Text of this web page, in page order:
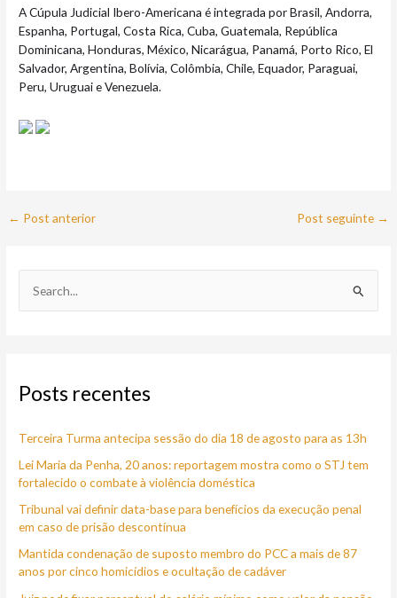
A Cúpula Judicial Ibero-Americana é integrada por Brasil, Andorra,
Espanha, Portugal, Costa Rica, Cuba, Guatemala, República
Dominicana, Honduras, México, Nicarágua, Panamá, Porto Rico, El
Salvador, Argentina, Bolívia, Colômbia, Chile, Equador, Paraguai,
Peru, Uruguai e Venezuela.
← Post anterior Post seguinte →
u
s
a
r
p
o
r
Posts recentes
Terceira Turma antecipa sessão do dia 18 de agosto para as 13h
Lei Maria da Penha, 20 anos: reportagem mostra como o STJ tem
fortalecido o combate à violência doméstica
Tribunal vai definir data-base para benefícios da execução penal
em caso de prisão descontínua
Mantida condenação de suposto membro do PCC a mais de 87
anos por cinco homicídios e ocultação de cadáver